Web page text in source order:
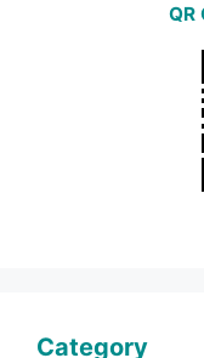
QR
Category